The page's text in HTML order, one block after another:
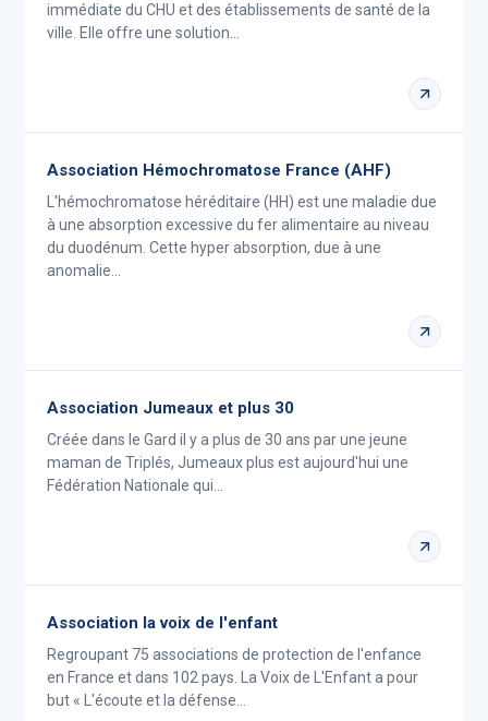
immédiate du CHU et des établissements de santé de la
ville. Elle offre une solution…
Association Hémochromatose France (AHF)
L'hémochromatose héréditaire (HH) est une maladie due
à une absorption excessive du fer alimentaire au niveau
du duodénum. Cette hyper absorption, due à une
anomalie…
Association Jumeaux et plus 30
Créée dans le Gard il y a plus de 30 ans par une jeune
maman de Triplés, Jumeaux plus est aujourd'hui une
Fédération Nationale qui…
Association la voix de l'enfant
Regroupant 75 associations de protection de l'enfance
en France et dans 102 pays. La Voix de L'Enfant a pour
but « L'écoute et la défense…